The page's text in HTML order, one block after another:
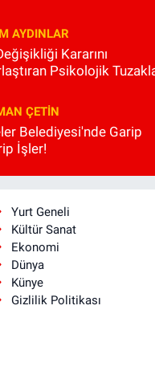
AYDINLAR
Kararını
Psikolojik
ÇETIN
Belediyesi'nde Garip
İşler!
Yurt Geneli
Kültür Sanat
Ekonomi
Dünya
Künye
Gizlilik Politikası